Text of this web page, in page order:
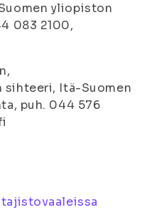
yliopiston
083 2100,
sihteeri, Itä-Suomen
puh. 044 576